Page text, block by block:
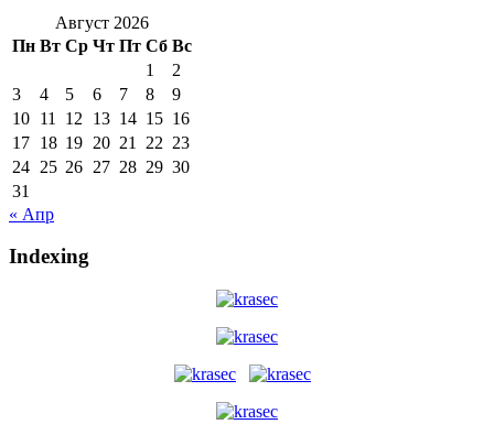
Август 2026
Пн Вт Ср Чт Пт Сб Вс
1
2
3
4 5 6 7 8
9
10 11 12 13 14 15 16
17 18 19 20 21 22 23
24 25 26 27 28 29 30
31
« Апр
Indexing